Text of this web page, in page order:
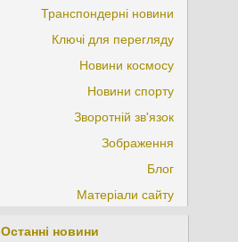
Транспондерні новини
Ключі для перегляду
Новини космосу
Новини спорту
Зворотній зв'язок
Зображення
Блог
Матеріали сайту
Останні новини